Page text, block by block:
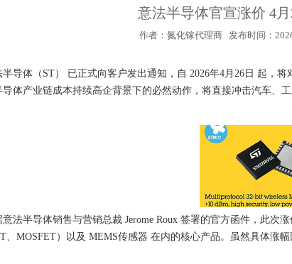
意法半导体官宣涨价 4
作者：氮化镓代理商 发布时间：
半导体（ST） 已正式向客户发出通知，自 2026年4月26日 起，
导体产业链成本持续高企背景下的必然动作，将直接冲击汽车、
意法半导体销售与营销总裁 Jerome Roux 签署的官方函件，此次
、MOSFET）以及 MEMS传感器 在内的核心产品。虽然具体涨